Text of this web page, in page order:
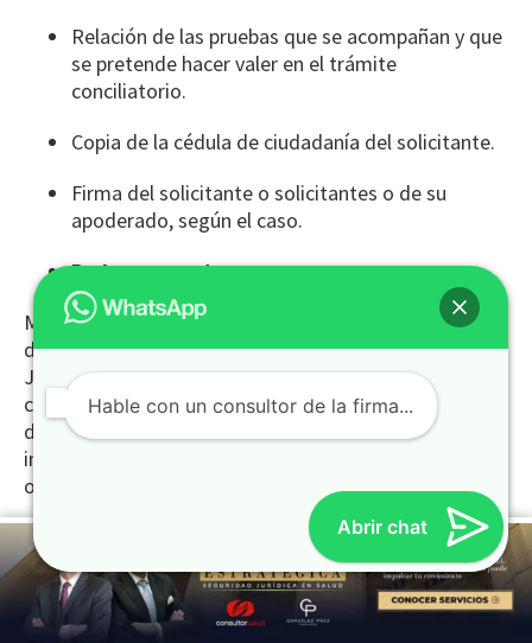
Relación de las pruebas que se acompañan y que
se pretende hacer valer en el trámite
conciliatorio.
Copia de la cédula de ciudadanía del solicitante.
Firma del solicitante o solicitantes o de su
apoderado, según el caso.
Poder para actuar
Mandato conferido a un abogado titulado e inscrito
dirigido a la Superintendente delegada para la Función
Jurisdiccional y de Conciliación, el cual deberá
contener la facultad expresa para conciliar por parte
de la entidad, así como la determinación clara e
inequívoca de las partes y del asunto para el cual fue
otorgado.
Certificado de Representación Legal
Las entidades de derecho privado deberán aportar el
Certificado de Existencia y Representación Legal
proferido por la Cámara de Comercio con vigencia no
Hable con un consultor de la firma...
Abrir chat